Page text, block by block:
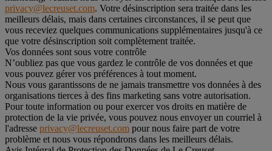
privacy@lecreuset.com. Votre désinscription sera traitée dans les
meilleurs délais, mais dans certaines circonstances, il se peut que
vous receviez quelques communications supplémentaires jusqu'à ce
que votre désinscription soit complètement traitée.
Vos données sont sous votre contrôle
N’oubliez pas que vous gardez le contrôle de vos données et que
vous pouvez gérer vos préférences à tout moment.
Nous vous garantissons de ne jamais transmettre vos données à des
organisations tierces à des fins marketing sans votre autorisation.
Pour toute information ou pour exercer vos droits en matière de
protection de la vie privée, vous pouvez nous envoyer un courriel à
l'adresse privacy@lecreuset.com pour nous faire part de votre
problème et nous vous répondrons dans les meilleurs délais.